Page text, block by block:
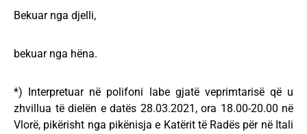
Bekuar nga djelli,
bekuar nga hëna.
*) Interpretuar në polifoni labe gjatë veprimtarisë që u
zhvillua të dielën e datës 28.03.2021, ora 18.00-20.00 në
Vlorë, pikërisht nga pikënisja e Katërit të Radës për në Itali